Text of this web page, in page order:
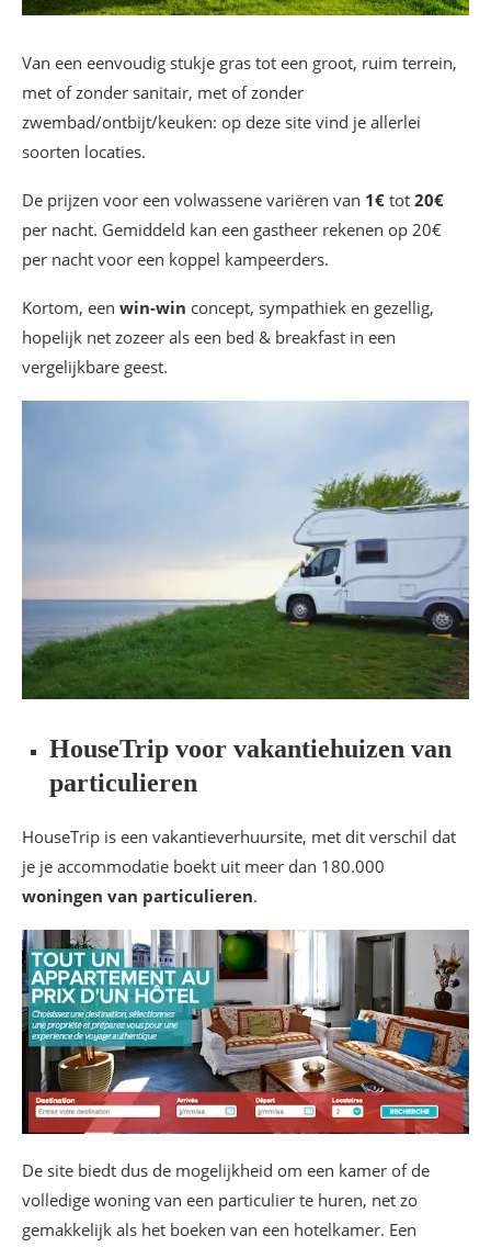
Van een eenvoudig stukje gras tot een groot, ruim terrein,
met of zonder sanitair, met of zonder
zwembad/ontbijt/keuken: op deze site vind je allerlei
soorten locaties.
De prijzen voor een volwassene variëren van 1€ tot 20€
per nacht. Gemiddeld kan een gastheer rekenen op 20€
per nacht voor een koppel kampeerders.
Kortom, een win-win concept, sympathiek en gezellig,
hopelijk net zozeer als een bed & breakfast in een
vergelijkbare geest.
HouseTrip voor vakantiehuizen van
particulieren
HouseTrip is een vakantieverhuursite, met dit verschil dat
je je accommodatie boekt uit meer dan 180.000
woningen van particulieren.
De site biedt dus de mogelijkheid om een kamer of de
volledige woning van een particulier te huren, net zo
gemakkelijk als het boeken van een hotelkamer. Een